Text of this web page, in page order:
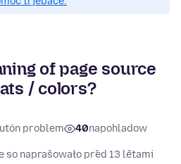
of page source
/ colors?
problem 40napohladow
so naprašowało před 13 lětami